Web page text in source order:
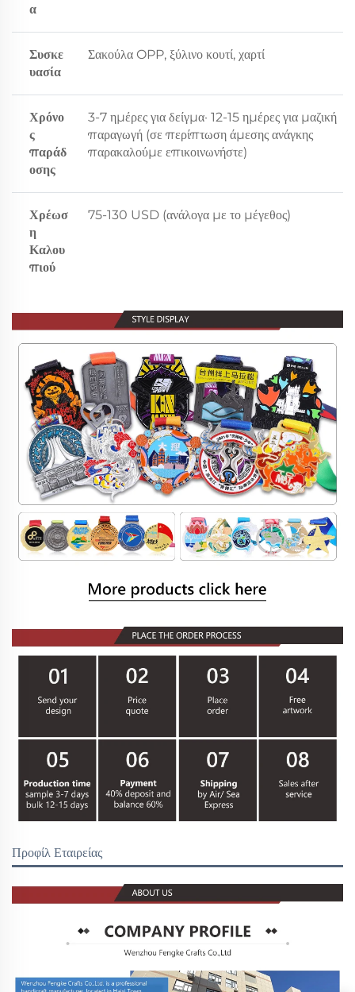
α
Συσκε
υασία
Σακούλα OPP, ξύλινο κουτί, χαρτί
Χρόνο
ς
παράδ
οσης
3-7 ημέρες για δείγμα· 12-15 ημέρες για μαζική
παραγωγή (σε περίπτωση άμεσης ανάγκης
παρακαλούμε επικοινωνήστε)
Χρέωσ
η
Καλου
πιού
75-130 USD (ανάλογα με το μέγεθος)
Προφίλ Εταιρείας